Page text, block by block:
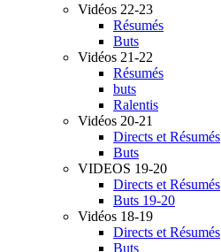
Vidéos 22-23
Résumés
Buts
Vidéos 21-22
Résumés
buts
Ralentis
Vidéos 20-21
Directs et Résumés
Buts
VIDEOS 19-20
Directs et Résumés
Buts 19-20
Vidéos 18-19
Directs et Résumés
Buts